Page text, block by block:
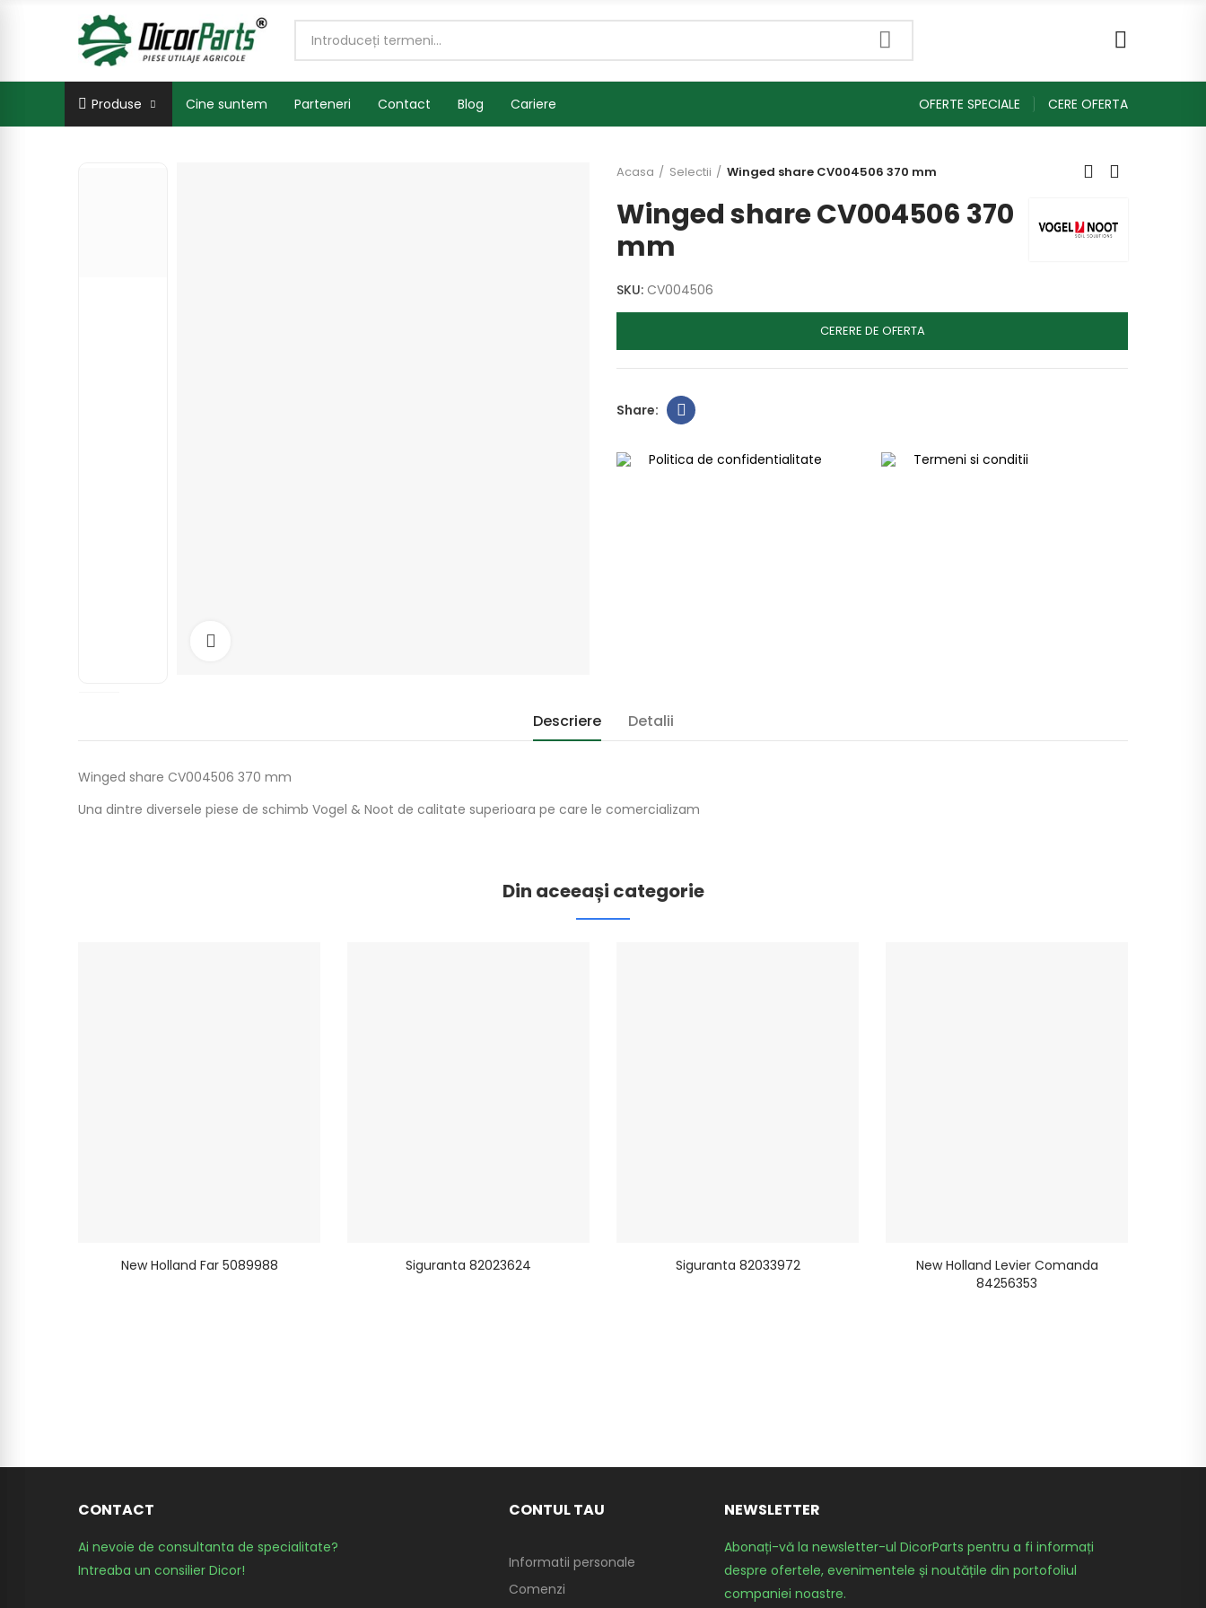
Produse Cine suntem Parteneri Contact Blog Cariere OFERTE SPECIALE CERE OFERTA
Acasa Selectii Winged share CV004506 370 mm
Winged share CV004506 370
mm
SKU: CV004506
CERERE DE OFERTA
Politica de confidentialitate Termeni si conditii
Descriere Detalii
Winged share CV004506 370 mm
Una dintre diversele piese de schimb Vogel & Noot de calitate superioara pe care le comercializam
Din aceeași categorie
New Holland Far 5089988 Siguranta 82023624 Siguranta 82033972
New Holland Levier Comanda
84256353
CONTACT
Ai nevoie de consultanta de specialitate?
Intreaba un consilier Dicor!
CONTUL TAU
Informatii personale
Comenzi
NEWSLETTER
Abonați-vă la newsletter-ul DicorParts pentru a fi informați
despre ofertele, evenimentele și noutățile din portofoliul
companiei noastre.